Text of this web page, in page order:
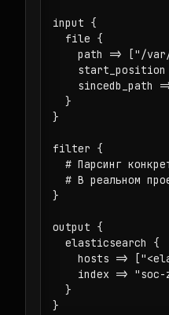
input {
  file {
path => ["/
start_position
sincedb_path
  }
}
filter {
# Парсинг
# В реальном
}
output {
  elasticsearch {
hosts =>
index => "soc-
  }
}